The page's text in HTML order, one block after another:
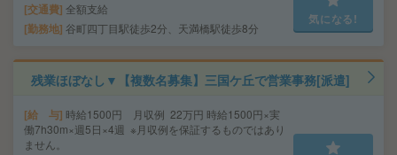
交通費 全額支給
勤務地 谷町四丁目駅徒歩2分、天満橋駅徒歩8分
気になる!
残業ほぼなし▼【複数名募集】三国ケ丘で営業事務[派遣]
給 与 時給1500円 月収例 22万円 時給1500円×実
働7h30m×週5日×4週 ※月収例を保証するものではあり
ません。